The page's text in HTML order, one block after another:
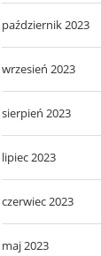
październik 2023
wrzesień 2023
sierpień 2023
lipiec 2023
czerwiec 2023
maj 2023